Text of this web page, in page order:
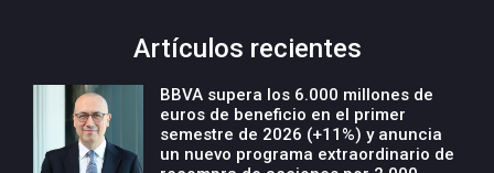
Artículos recientes
BBVA supera los 6.000 millones de
euros de beneficio en el primer
semestre de 2026 (+11%) y anuncia
un nuevo programa extraordinario de